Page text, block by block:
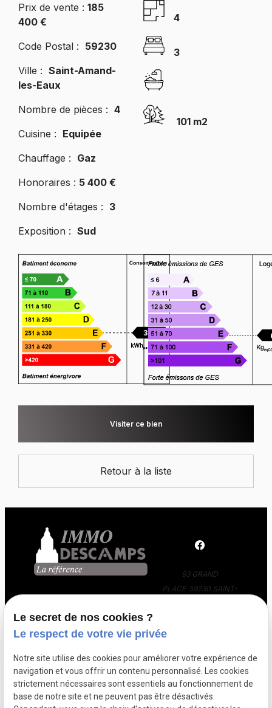
Prix de vente : 185
400 €
Code Postal : 59230
Ville : Saint-Amand-
les-Eaux
Nombre de pièces : 4
Cuisine : Equipée
Chauffage : Gaz
Honoraires : 5 400 €
Nombre d'étages : 3
Exposition : Sud
4
3
101 m2
301
Visiter ce bien
Retour à la liste
93 GRAND
PLACE 59230 SAINT-
03 66 88 36 24
Le secret de nos cookies ?
Le respect de votre vie privée
Notre site utilise des cookies pour améliorer votre expérience de
navigation et vous offrir un contenu personnalisé. Les cookies
strictement nécessaires sont essentiels au fonctionnement de
base de notre site et ne peuvent pas être désactivés.